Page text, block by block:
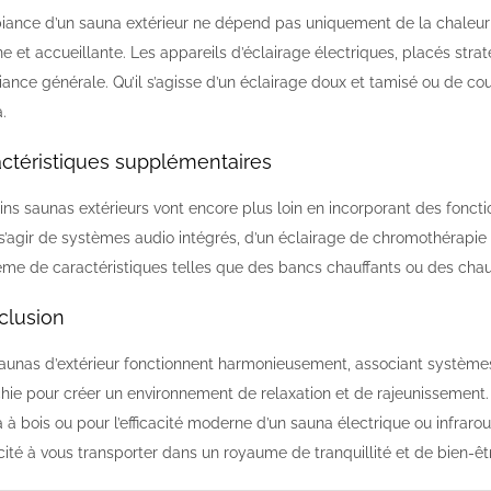
d’un sauna extérieur ne dépend pas uniquement de la
et accueillante. Les appareils d’éclairage électriques, placés
générale. Qu’il s’agisse d’un éclairage doux et tamisé ou de
supplémentaires
saunas extérieurs vont encore plus loin en incorporant des
de systèmes audio intégrés, d’un éclairage de
de caractéristiques telles que des bancs chauffants ou des
d’extérieur fonctionnent harmonieusement, associant
pour créer un environnement de relaxation et de
à bois ou pour l’efficacité moderne d’un sauna électrique ou
à vous transporter dans un royaume de tranquillité et de bien-